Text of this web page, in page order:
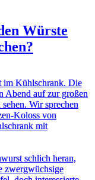
Würste
im Kühlschrank. Die
Abend auf zur großen
Wir sprechen
Koloss von
mit
schlich heran,
zwergwüchsige